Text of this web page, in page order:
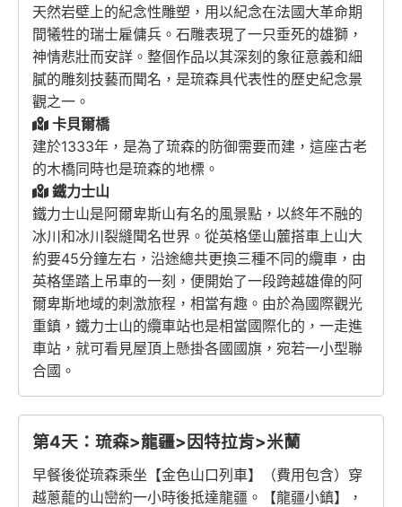
天然岩壁上的紀念性雕塑，用以紀念在法國大革命期
間犧牲的瑞士雇傭兵。石雕表現了一只垂死的雄獅，
神情悲壯而安詳。整個作品以其深刻的象征意義和細
膩的雕刻技藝而聞名，是琉森具代表性的歷史紀念景
觀之一。
卡貝爾橋
建於1333年，是為了琉森的防御需要而建，這座古老
的木橋同時也是琉森的地標。
鐵力士山
鐵力士山是阿爾卑斯山有名的風景點，以終年不融的
冰川和冰川裂縫聞名世界。從英格堡山麓搭車上山大
約要45分鐘左右，沿途總共更換三種不同的纜車，由
英格堡踏上吊車的一刻，便開始了一段跨越雄偉的阿
爾卑斯地域的刺激旅程，相當有趣。由於為國際觀光
重鎮，鐵力士山的纜車站也是相當國際化的，一走進
車站，就可看見屋頂上懸掛各國國旗，宛若一小型聯
合國。
第4天：琉森>龍疆>因特拉肯>米蘭
早餐後從琉森乘坐【金色山口列車】（費用包含）穿
越蔥蘢的山巒約一小時後抵達龍疆。【龍疆小鎮】，